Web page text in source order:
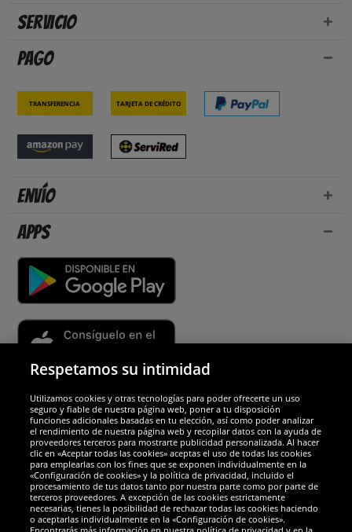
Servicio
Pago
Transferencia Tarjeta de crédito
Envío
Apps
Socios y seguridad
Galardones
Respetamos su intimidad
Utilizamos cookies y otras tecnologías para poder ofrecerte un uso
seguro y fiable de nuestra página web, poner a tu disposición
funciones adicionales basadas en tu elección, así como poder analizar
el rendimiento de nuestra página web y recopilar datos con la ayuda de
proveedores terceros para mostrarte publicidad personalizada. Al hacer
clic en «Aceptar todas las cookies» aceptas el uso de todas las cookies
para emplearlas con los fines que se exponen individualmente en la
«Configuración de cookies» y la política de privacidad, incluido el
procesamiento de tus datos tanto por nuestra parte como por parte de
terceros proveedores. A excepción de las cookies estrictamente
necesarias, tienes la posibilidad de rechazar todas las cookies haciendo
o aceptarlas individualmente en la «Configuración de cookies».